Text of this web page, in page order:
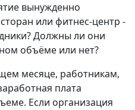
вынужденно
или фитнес-центр -
Должны ли они
объёме или нет?
месяце, работникам,
плата
Если организация